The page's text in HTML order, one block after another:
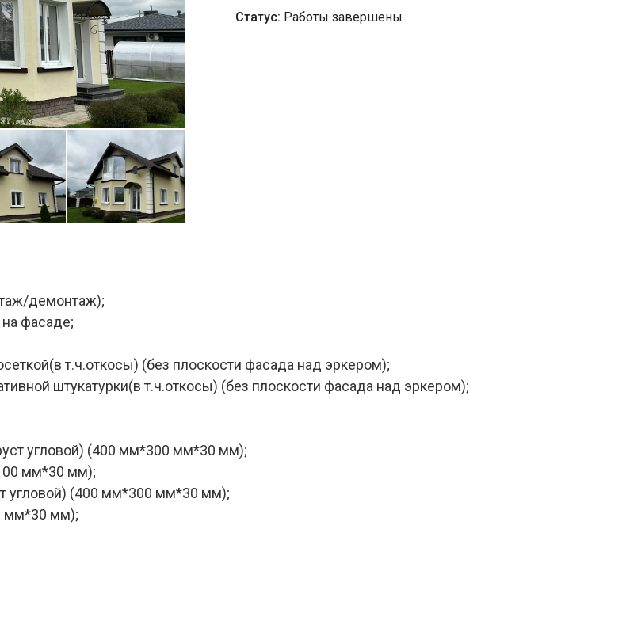
Статус: Работы завершены
демонтаж);
фасаде;
т.ч.откосы) (без плоскости фасада над эркером);
штукатурки(в т.ч.откосы) (без плоскости фасада над эркером);
угловой) (400 мм*300 мм*30 мм);
мм*30 мм);
угловой) (400 мм*300 мм*30 мм);
мм*30 мм);